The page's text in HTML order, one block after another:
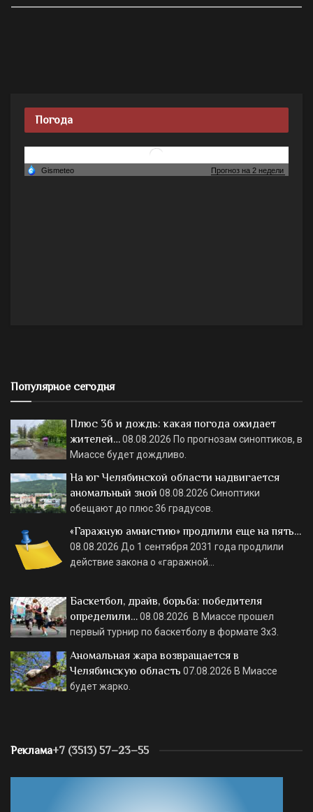
Погода
Популярное сегодня
Плюс 36 и дождь: какая погода ожидает
жителей…08.08.2026 По прогнозам синоптиков, в
Миассе будет дождливо.
На юг Челябинской области надвигается
аномальный зной 08.08.2026 Синоптики
обещают до плюс 36 градусов.
«Гаражную амнистию» продлили еще на пять…
08.08.2026 До 1 сентября 2031 года продлили
действие закона о «гаражной…
Баскетбол, драйв, борьба: победителя
определили…08.08.2026 В Миассе прошел
первый турнир по баскетболу в формате 3х3.
Аномальная жара возвращается в
Челябинскую область 07.08.2026 В Миассе
будет жарко.
Реклама+7 (3513) 57–23–55